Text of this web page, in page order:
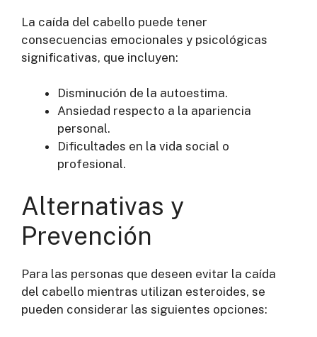
La caída del cabello puede tener
consecuencias emocionales y psicológicas
significativas, que incluyen:
Disminución de la autoestima.
Ansiedad respecto a la apariencia
personal.
Dificultades en la vida social o
profesional.
Alternativas y
Prevención
Para las personas que deseen evitar la caída
del cabello mientras utilizan esteroides, se
pueden considerar las siguientes opciones: